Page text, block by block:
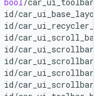
id/
id/
id/car_ui_scroll_bar
id/
id/
id/
id/